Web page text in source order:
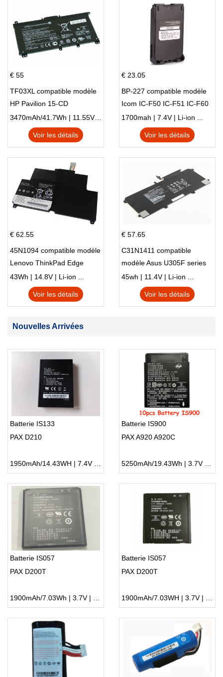
€ 55
TF03XL compatible modèle
HP Pavilion 15-CD
3470mAh/41.7Wh | 11.55V | Li-ion ...
Voir les détails
€ 23.05
BP-227 compatible modèle
Icom IC-F50 IC-F51 IC-F60
IC-F61 IC-M87
1700mah | 7.4V | Li-ion ...
Voir les détails
€ 62.55
45N1094 compatible modèle
Lenovo ThinkPad Edge
S230u Twist
43Wh | 14.8V | Li-ion ...
Voir les détails
€ 57.65
C31N1411 compatible
modèle Asus U305F series
45wh | 11.4V | Li-ion ...
Voir les détails
Nouvelles Arrivées
Batterie IS133
PAX D210
1950mAh/14.43WH | 7.4V | Li-ion ...
Batterie IS900
PAX A920 A920C
5250mAh/19.43Wh | 3.7V | Li-ion ...
Batterie IS057
PAX D200T
1900mAh/7.03Wh | 3.7V | Li-ion ...
Batterie IS057
PAX D200T
1900mAh/7.03WH | 3.7V | Li-ion ...